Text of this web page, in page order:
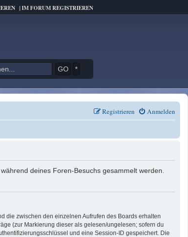
|IM FORUM REGISTRIEREN
*
Anmelden
Registrieren
deines Foren-Besuchs gesammelt werden.
die zwischen den einzelnen Aufrufen des Boards erhalten
(zur Markierung dieser als gelesen/ungelesen; sofern du
und eine Session-ID gespeichert. Die